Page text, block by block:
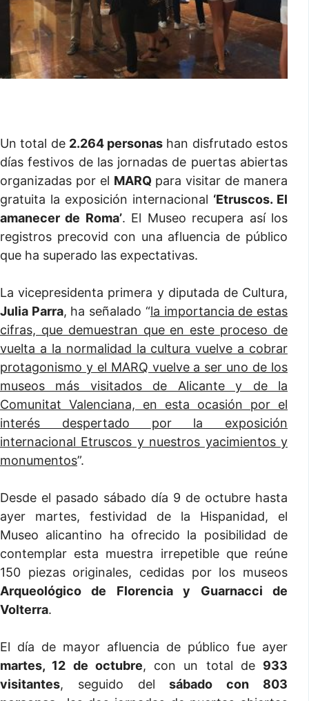
Un total de 2.264 personas han disfrutado estos
días festivos de las jornadas de puertas abiertas
organizadas por el MARQ para visitar de manera
gratuita la exposición internacional ‘Etruscos. El
amanecer de Roma’. El Museo recupera así los
registros precovid con una afluencia de público
que ha superado las expectativas.
La vicepresidenta primera y diputada de Cultura,
Julia Parra, ha señalado “la importancia de estas
cifras, que demuestran que en este proceso de
vuelta a la normalidad la cultura vuelve a cobrar
protagonismo y el MARQ vuelve a ser uno de los
museos más visitados de Alicante y de la
Comunitat Valenciana, en esta ocasión por el
interés despertado por la exposición
internacional Etruscos y nuestros yacimientos y
monumentos”.
Desde el pasado sábado día 9 de octubre hasta
ayer martes, festividad de la Hispanidad, el
Museo alicantino ha ofrecido la posibilidad de
contemplar esta muestra irrepetible que reúne
150 piezas originales, cedidas por los museos
Arqueológico de Florencia y Guarnacci de
Volterra.
El día de mayor afluencia de público fue ayer
martes, 12 de octubre, con un total de 933
visitantes, seguido delsábado con 803